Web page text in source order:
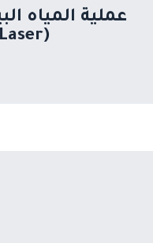
عملية المياه
(Femto Laser)
العملية، وتُعد من